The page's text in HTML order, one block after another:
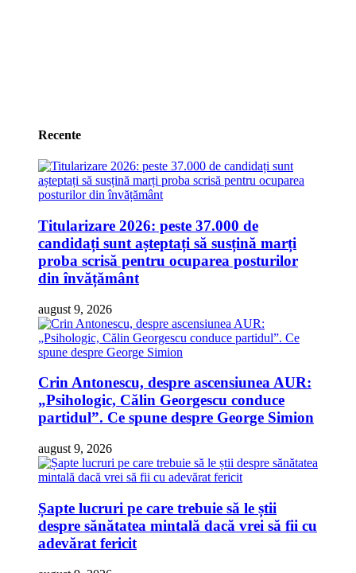
Recente
Titularizare 2026: peste 37.000 de
candidați sunt așteptați să susțină marți
proba scrisă pentru ocuparea posturilor
din învățământ
august 9, 2026
Crin Antonescu, despre ascensiunea AUR:
„Psihologic, Călin Georgescu conduce
partidul”. Ce spune despre George Simion
august 9, 2026
Șapte lucruri pe care trebuie să le știi
despre sănătatea mintală dacă vrei să fii cu
adevărat fericit